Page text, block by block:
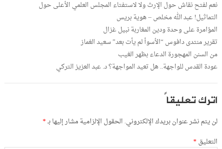
نعم لفتح نقاش حول الإرث ولا لاستفتاء المجلس العلمي الأعلى حول
التماثيل! عبد الله مخلص – هوية بريس
المؤامرة على وحدة ودين المغاربة نبيل غزال
تقرير منتدى دافوس “الأسوأ لم يأت بعد” سعيد الغماز
من السنن المهجورة الدعاء بظهر الغيب
عودة القدس للواجهة.. هل تعيد المواجهة؟ د. عبد العزيز التركي
اترك تعليقاً
لن يتم نشر عنوان بريدك الإلكتروني. الحقول الإلزامية مشار إليها بـ*
التعليق *